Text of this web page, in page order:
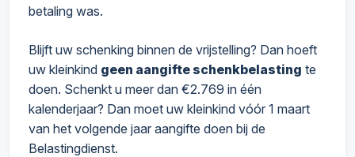
betaling was.
Blijft uw schenking binnen de vrijstelling? Dan hoeft
uw kleinkind geen aangifte schenkbelasting te
doen. Schenkt u meer dan €2.769 in één
kalenderjaar? Dan moet uw kleinkind vóór 1 maart
van het volgende jaar aangifte doen bij de
Belastingdienst.